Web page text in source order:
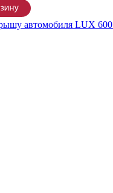
автомобиля LUX 600